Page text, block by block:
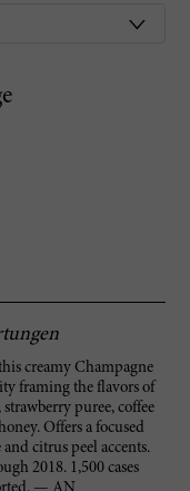
creamy Champagne
framing the flavors of
puree, coffee
Offers a focused
citrus peel accents.
2018. 1,500 cases